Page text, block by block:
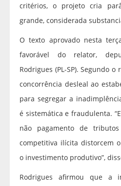
critérios, o projeto cria
grande, considerada
O texto aprovado nesta
favorável do relator,
Rodrigues (PL-SP). Segundo
concorrência desleal ao
para segregar a
é sistemática e fraudulenta.
não pagamento de
competitiva ilícita distorcem
o investimento produtivo”,
Rodrigues afirmou que a